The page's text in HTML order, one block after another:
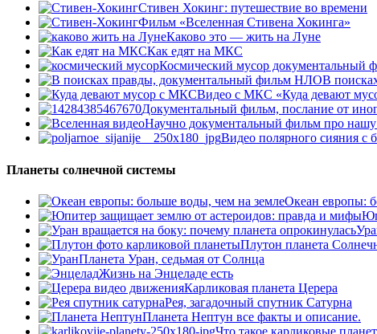
Стивен Хокинг: путешествие во времени
Фильм «Вселенная Стивена Хокинга»
Каково это — жить на Луне
Как едят на МКС
Космический мусор документальный
В
Видео с МКС «Куда девают
Документальный фильм, послание от
Научно документальный фильм про
Видео полярного сияния с
Планеты солнечной системы
Океан европы:
Плутон планета
Планета Уран, седьмая от Солнца
Жизнь на Энцеладе есть
Карликовая планета Церера
Рея, загадочный спутник Сатурна
Планета Нептун все факты и описание.
Что такое карликовые